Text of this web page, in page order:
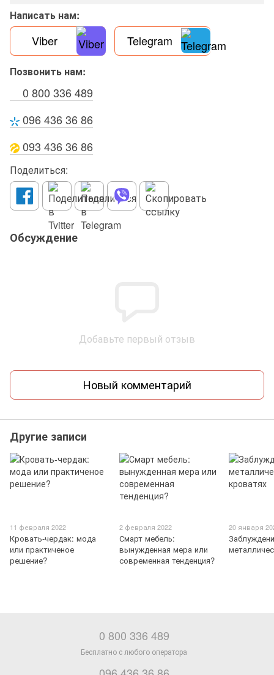
Написать нам:
Viber Telegram
Позвонить нам:
0 800 336 489
096 436 36 86
093 436 36 86
Поделиться:
Обсуждение
Добавьте первый отзыв
Новый комментарий
Другие записи
11 февраля 2022
Кровать-чердак: мода
или практиченое
решение?
2 февраля 2022
Смарт мебель:
вынужденная мера или
современная тенденция?
20 января
0 800 336 489